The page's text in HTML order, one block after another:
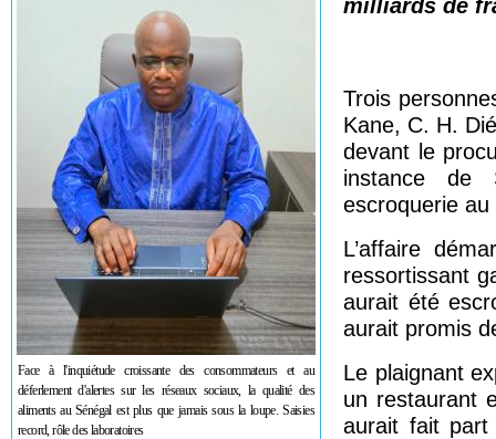
Face à l'inquiétude croissante des consommateurs et au
déferlement d'alertes sur les réseaux sociaux, la qualité des
aliments au Sénégal est plus que jamais sous la loupe. Saisies
record, rôle des laboratoires
milliards de
Trois
Kane, C. H.
devant le
instance de
escroquerie
L’affaire
ressortissant
aurait été
aurait promis
Le plaignant
un restaurant
aurait fait part